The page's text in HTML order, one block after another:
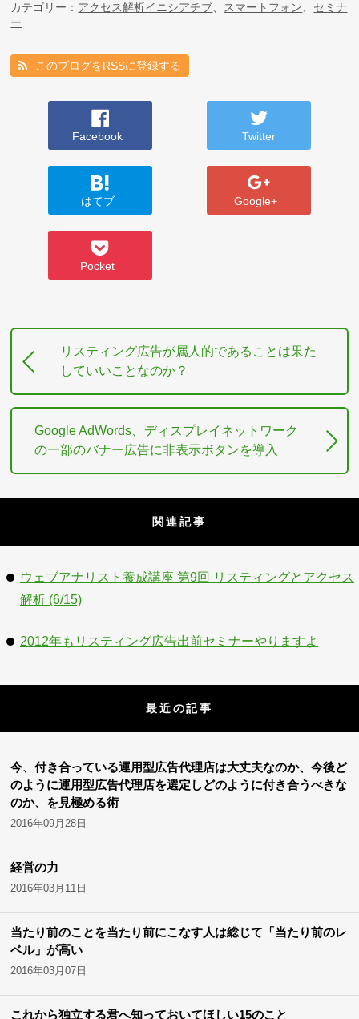
カテゴリー： アクセス解析イニシアチブ、 スマートフォン、 セミナ
ー
このブログをRSSに登録する
Facebook Twitter
はてブ Google+
Pocket
リスティング広告が属人的であることは果た
していいことなのか？
Google AdWords、ディスプレイネットワーク
の一部のバナー広告に非表示ボタンを導入
関連記事
ウェブアナリスト養成講座 第9回 リスティングとアクセス
解析 (6/15)
2012年もリスティング広告出前セミナーやりますよ
最近の記事
今、付き合っている運用型広告代理店は大丈夫なのか、今後ど
のように運用型広告代理店を選定しどのように付き合うべきな
のか、を見極める術
2016年09月28日
経営の力
2016年03月11日
当たり前のことを当たり前にこなす人は総じて「当たり前のレ
ベル」が高い
2016年03月07日
これから独立する君へ知っておいてほしい15のこと